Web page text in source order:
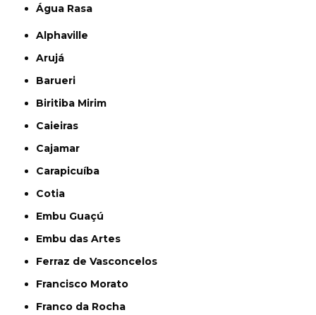
Água Rasa
Alphaville
Arujá
Barueri
Biritiba Mirim
Caieiras
Cajamar
Carapicuíba
Cotia
Embu Guaçú
Embu das Artes
Ferraz de Vasconcelos
Francisco Morato
Franco da Rocha